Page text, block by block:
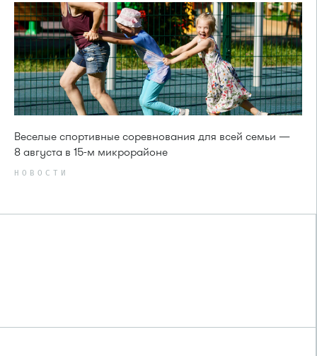
Веселые спортивные соревнования для всей семьи —
8 августа в 15-м микрорайоне
НОВОСТИ